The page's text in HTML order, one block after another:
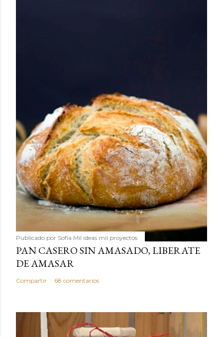
Publicado por Sofía Mil ideas mil proyectos
PAN CASERO SIN AMASADO, LIBERATE
DE AMASAR
Compartir 68 comentarios